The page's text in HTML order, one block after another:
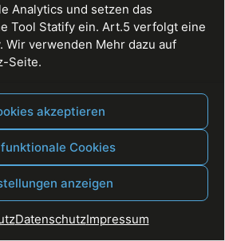
Analytics und setzen das
Tool Statify ein. Art.5 verfolgt eine
Wir verwenden Mehr dazu auf
Seite.
akzeptieren
Cookies
anzeigen
DatenschutzImpressum
Texte, Digitale Räume